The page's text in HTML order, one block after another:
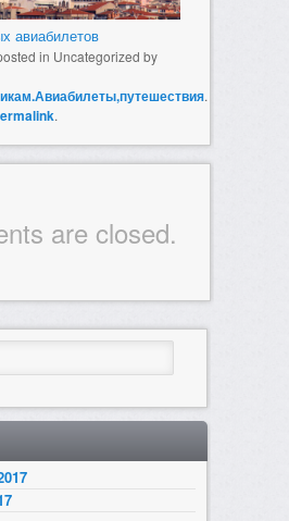
авиабилетов
in Uncategorized by
.
.
are closed.